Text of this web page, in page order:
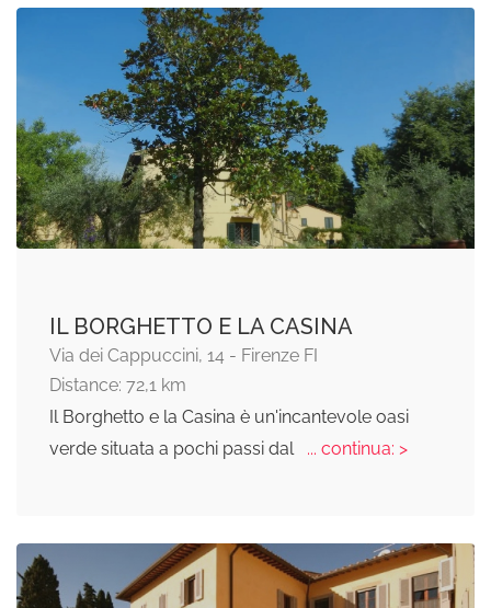
IL BORGHETTO E LA CASINA
Via dei Cappuccini, 14 - Firenze FI
Distance: 72,1 km
Il Borghetto e la Casina è un'incantevole oasi
verde situata a pochi passi dal
... continua: >